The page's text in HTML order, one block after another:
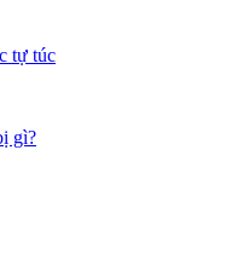
tự túc
gì?